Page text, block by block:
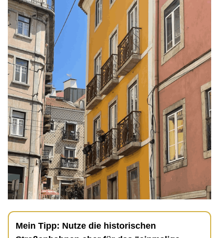
Mein Tipp: Nutze die historischen